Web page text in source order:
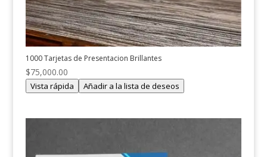
1000 Tarjetas de Presentacion Brillantes
$75,000.00
Vista rápida Añadir a la lista de deseos